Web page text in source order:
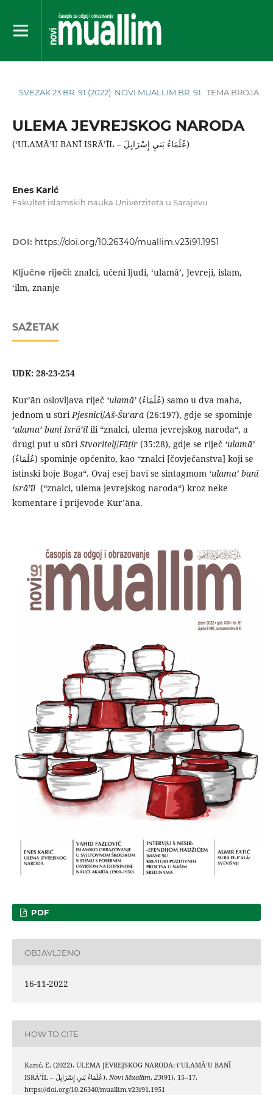
SVEZAK 23 BR. 91 (2022): NOVI MUALLIM BR. 91. TEMA BROJA
ULEMA JEVREJSKOG NARODA
(ʻULAMᾹʼU BANĪ ISRᾹʼĪL – عُلَمَاءُ بَنيِ إِسْرَايِلَ)
Enes Karić
Fakultet islamskih nauka Univerziteta u Sarajevu
DOI: https://doi.org/10.26340/muallim.v23i91.1951
Ključne riječi: znalci, učeni ljudi, ʻulamāʼ, Jevreji, islam,
ʻilm, znanje
SAŽETAK
UDK: 28-23-254
Kurʼān oslovljava riječ ʻulamāʼ(عُلَمَاءُ) samo u dva maha,
jednom u sūriPjesnici/Aš-Šuʻarā(26:197), gdje se spominje
ʻulamaʼ banī Isrāʼīlili “znalci, ulema jevrejskog naroda“, a
drugi put u sūriStvoritelj/Fāṭir (35:28), gdje se riječ ʻulamāʼ
(عُلَمَاءُ) spominje općenito, kao “znalci [čovječanstva] koji se
istinski boje Boga“. Ovaj esej bavi se sintagmom ʻulamaʼ banī
isrāʼīl(“znalci, ulema jevrejskog naroda“) kroz neke
komentare i prijevode Kurʼāna.
PDF
OBJAVLJENO
16-11-2022
HOW TO CITE
Karić, E. (2022). ULEMA JEVREJSKOG NARODA: (ʻULAMᾹʼU BANĪ
ISRᾹʼĪL – عُلَمَاءُ بَنيِ إِسْرَايِلَ). Novi Muallim, 23(91), 15–17.
https://doi.org/10.26340/muallim.v23i91.1951